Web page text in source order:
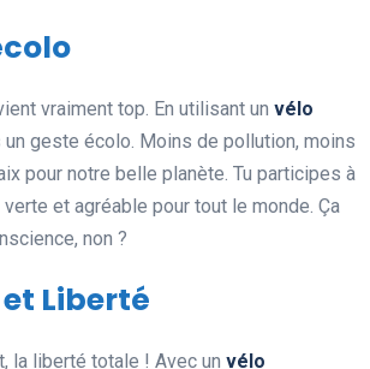
vraiment top. En utilisant un vélo
un geste écolo. Moins de pollution, moins
pour notre belle planète. Tu participes à
et agréable pour tout le monde. Ça
non ?
Liberté
la liberté totale ! Avec un vélo